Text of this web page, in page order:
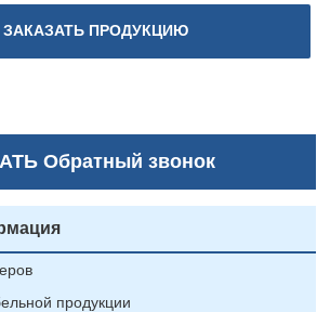
ЗАКАЗАТЬ ПРОДУКЦИЮ
Обратный звонок
продукции